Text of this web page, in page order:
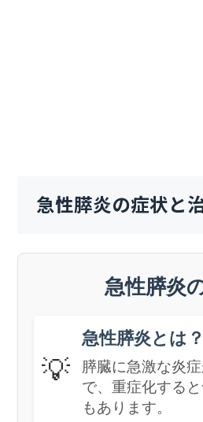
急性膵炎の症状と
急性膵炎
💡
急性膵炎とは？
膵臓に急激な炎
で、重症化する
もあります。